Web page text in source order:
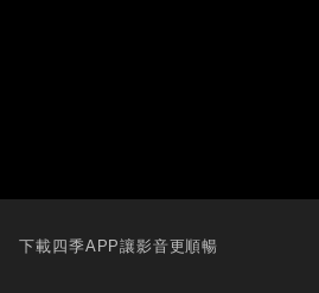
下載四季APP讓影音更順暢